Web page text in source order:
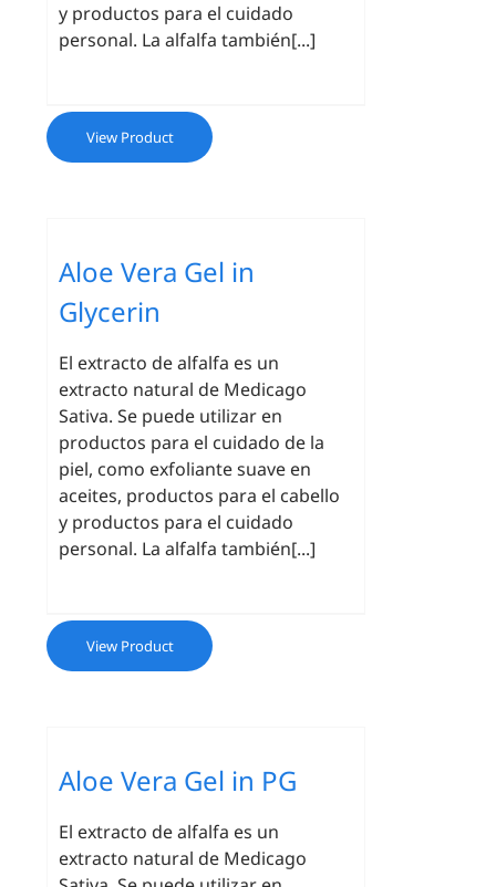
y productos para el cuidado
personal. La alfalfa también[...]
View Product
Aloe Vera Gel in
Glycerin
El extracto de alfalfa es un
extracto natural de Medicago
Sativa. Se puede utilizar en
productos para el cuidado de la
piel, como exfoliante suave en
aceites, productos para el cabello
y productos para el cuidado
personal. La alfalfa también[...]
View Product
Aloe Vera Gel in PG
El extracto de alfalfa es un
extracto natural de Medicago